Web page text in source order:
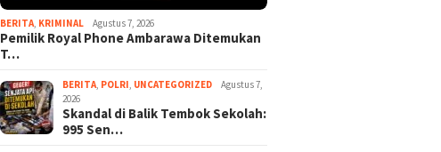
BERITA KRIMINAL Agustus 7, 2026
Pemilik Royal Phone Ambarawa Ditemukan
T…
BERITA POLRI UNCATEGORIZED
Agustus 7,
2026
Skandal di Balik Tembok Sekolah:
995 Sen…